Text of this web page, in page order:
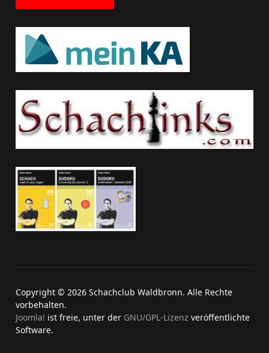
Copyright © 2026 Schachclub Waldbronn. Alle Rechte
vorbehalten.
Joomla! ist freie, unter der GNU/GPL-Lizenz veröffentlichte
Software.